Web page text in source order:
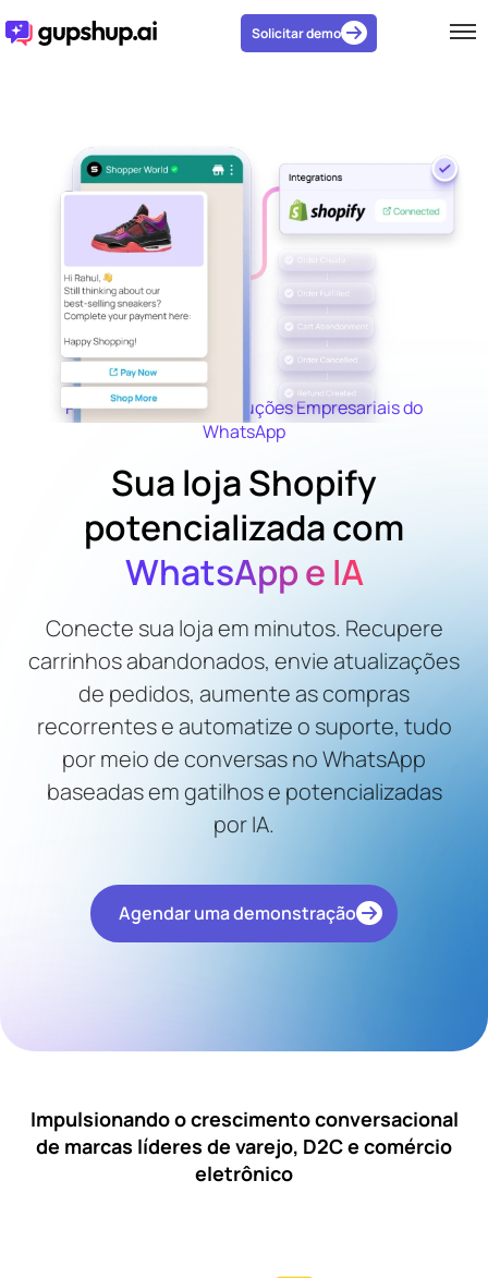
Solicitar demo
Provedor Oficial de Soluções Empresariais do
WhatsApp
Sua loja Shopify
potencializada com
WhatsApp e IA
Conecte sua loja em minutos. Recupere
carrinhos abandonados, envie atualizações
de pedidos, aumente as compras
recorrentes e automatize o suporte, tudo
por meio de conversas no WhatsApp
baseadas em gatilhos e potencializadas
por IA.
Agendar uma demonstração
Impulsionando o crescimento conversacional
de marcas líderes de varejo, D2C e comércio
eletrônico